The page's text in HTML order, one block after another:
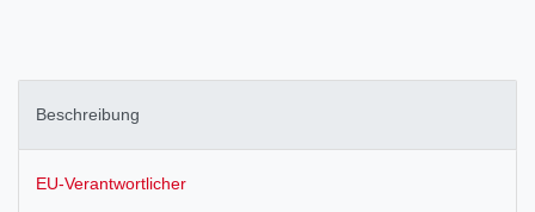
Beschreibung
EU-Verantwortlicher